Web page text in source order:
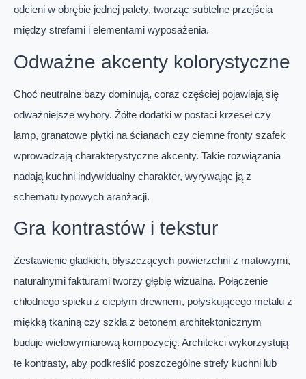
odcieni w obrębie jednej palety, tworząc subtelne przejścia
między strefami i elementami wyposażenia.
Odważne akcenty kolorystyczne
Choć neutralne bazy dominują, coraz częściej pojawiają się
odważniejsze wybory. Żółte dodatki w postaci krzeseł czy
lamp, granatowe płytki na ścianach czy ciemne fronty szafek
wprowadzają charakterystyczne akcenty. Takie rozwiązania
nadają kuchni indywidualny charakter, wyrywając ją z
schematu typowych aranżacji.
Gra kontrastów i tekstur
Zestawienie gładkich, błyszczących powierzchni z matowymi,
naturalnymi fakturami tworzy głębię wizualną. Połączenie
chłodnego spieku z ciepłym drewnem, połyskującego metalu z
miękką tkaniną czy szkła z betonem architektonicznym
buduje wielowymiarową kompozycję. Architekci wykorzystują
te kontrasty, aby podkreślić poszczególne strefy kuchni lub